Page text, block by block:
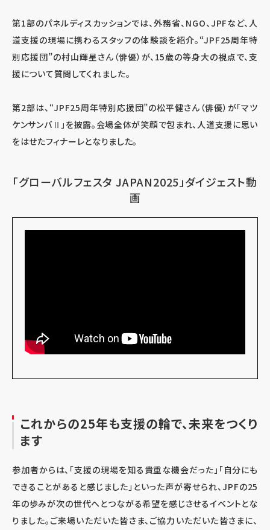
第1部のパネルディスカッションでは、外務省、NGO、JPFなど、人
道支援の現場に携わるスタッフの体験談を紹介。“JPF25周年特
別応援団”の村山輝星さん（俳優）が、15歳の等身大の視点で、支
援について質問してくれました。
第2部は、“JPF25周年特別応援団”の松平健さん（俳優）が「マツ
ケンサンバⅡ」を披露。会場全体が笑顔で包まれ、人道支援に思い
をはせたフィナーレとなりました。
「グローバルフェスタ JAPAN2025」ダイジェスト動
画
これからの25年も支援の輪で、未来をつくり
ます
参加者からは、「支援の現場を知る貴重な機会だった」「自分にも
できることがあると感じました」といった声が寄せられ、JPFの25
年の歩みが次の世代へとつながる希望を感じさせるイベントとな
りました。ご来場いただいた皆さま、ご協力いただいた皆さまに、